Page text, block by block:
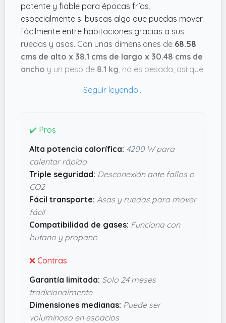
potente y fiable para épocas frías,
especialmente si buscas algo que puedas mover
fácilmente entre habitaciones gracias a sus
ruedas y asas. Con unas dimensiones de 68.58
cms de alto x 38.1 cms de largo x 30.48 cms de
ancho y un peso de 8.1 kg , no es pesada, así que
apetezca un poco de calor extra en el salón o en
Lo que más da tranquilidad es su triple sistema
anomalía con la llama o concentración de CO2,
sin complicaciones ni riesgos. Además, su
encendido piezoeléctrico hace que no tengas
que sacar cerillas ni complicarte con el arranque.
Con 4200 W de potencia y compatibilidad para
gas butano o propano, calienta rápido y de
forma uniforme. Visto desde fuera, parece un
aparato práctico que aguanta el día a día con
locura tenerlo por casa esta temporada.
✔️ Pros
Alta potencia calorífica: 4200 W para
calentar rápido
Triple seguridad: Desconexión ante fallos o
CO2
Fácil transporte: Asas y ruedas para mover
fácil
Compatibilidad de gases: Funciona con
butano y propano
❌ Contras
Garantía limitada: Solo 24 meses
tradicionalmente
Dimensiones medianas: Puede ser
voluminoso en espacios